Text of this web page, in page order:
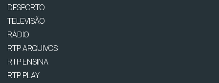
DESPORTO
TELEVISÃO
RÁDIO
RTP ARQUIVOS
RTP ENSINA
RTP PLAY